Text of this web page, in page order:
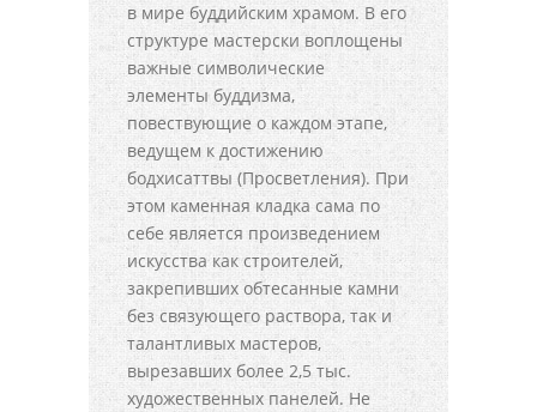
в мире буддийским храмом. В его
структуре мастерски воплощены
важные символические
элементы буддизма,
повествующие о каждом этапе,
ведущем к достижению
бодхисаттвы (Просветления). При
этом каменная кладка сама по
себе является произведением
искусства как строителей,
закрепивших обтесанные камни
без связующего раствора, так и
талантливых мастеров,
вырезавших более 2,5 тыс.
художественных панелей. Не